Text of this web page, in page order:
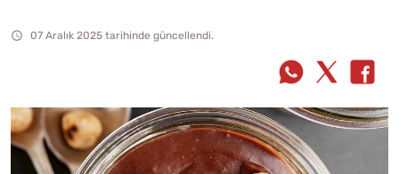
07 Aralık 2025 tarihinde güncellendi.